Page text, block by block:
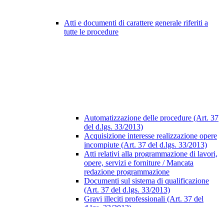
Atti e documenti di carattere generale riferiti a
tutte le procedure
Automatizzazione delle procedure (Art. 37
del d.lgs. 33/2013)
Acquisizione interesse realizzazione opere
incompiute (Art. 37 del d.lgs. 33/2013)
Atti relativi alla programmazione di lavori,
opere, servizi e forniture / Mancata
redazione programmazione
Documenti sul sistema di qualificazione
(Art. 37 del d.lgs. 33/2013)
Gravi illeciti professionali (Art. 37 del